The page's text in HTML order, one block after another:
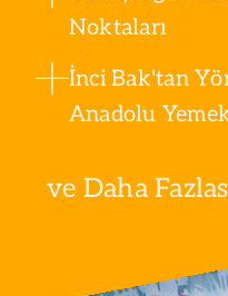
Noktaları
İnci Bak'tan
Anadolu
ve Daha